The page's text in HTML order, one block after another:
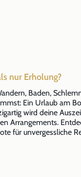
nur Erholung?
Baden,
Ein Urlaub am
wird deine
Arrangements.
für unvergessliche